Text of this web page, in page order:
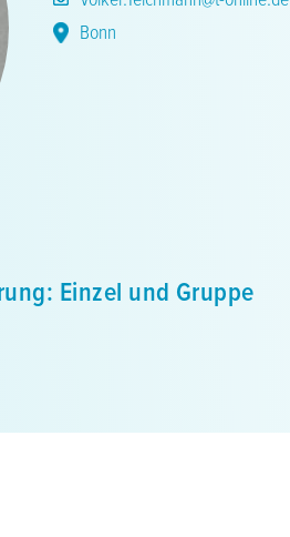
Bonn
Einzel und Gruppe